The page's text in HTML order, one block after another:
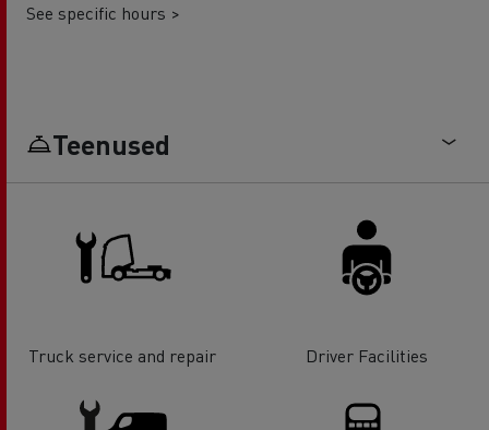
See specific hours >
Teenused
Truck service and repair Driver Facilities